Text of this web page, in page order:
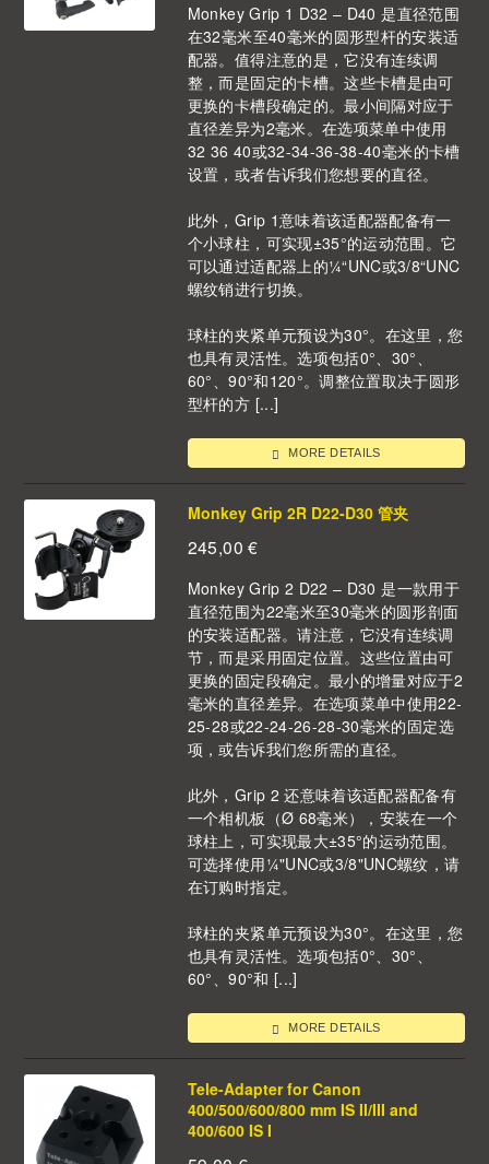
Monkey Grip 1 D32 – D40 是直径范围
在32毫米至40毫米的圆形型杆的安装适
配器。值得注意的是，它没有连续调
整，而是固定的卡槽。这些卡槽是由可
更换的卡槽段确定的。最小间隔对应于
直径差异为2毫米。在选项菜单中使用
32 36 40或32-34-36-38-40毫米的卡槽
设置，或者告诉我们您想要的直径。
此外，Grip 1意味着该适配器配备有一
个小球柱，可实现±35°的运动范围。它
可以通过适配器上的¼“UNC或3/8“UNC
螺纹销进行切换。
球柱的夹紧单元预设为30°。在这里，您
也具有灵活性。选项包括0°、30°、
60°、90°和120°。调整位置取决于圆形
型杆的方 [...]
MORE DETAILS
Monkey Grip 2R D22-D30 管夹
245,00 €
Monkey Grip 2 D22 – D30 是一款用于
直径范围为22毫米至30毫米的圆形剖面
的安装适配器。请注意，它没有连续调
节，而是采用固定位置。这些位置由可
更换的固定段确定。最小的增量对应于2
毫米的直径差异。在选项菜单中使用22-
25-28或22-24-26-28-30毫米的固定选
项，或告诉我们您所需的直径。
此外，Grip 2 还意味着该适配器配备有
一个相机板（Ø 68毫米），安装在一个
球柱上，可实现最大±35°的运动范围。
可选择使用¼"UNC或3/8"UNC螺纹，请
在订购时指定。
球柱的夹紧单元预设为30°。在这里，您
也具有灵活性。选项包括0°、30°、
60°、90°和 [...]
MORE DETAILS
Tele-Adapter for Canon
400/500/600/800 mm IS II/III and
400/600 IS I